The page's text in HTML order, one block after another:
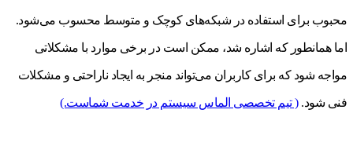
محبوب برای استفاده در شبکه‌های کوچک و متوسط محسوب می‌شود.
اما همانطور که اشاره شد، ممکن است در برخی موارد با مشکلاتی
مواجه شود که برای کاربران می‌تواند منجر به ایجاد ناراحتی و مشکلات
فنی شود.( تیم تخصصی الماس سیستم در خدمت شماست.)